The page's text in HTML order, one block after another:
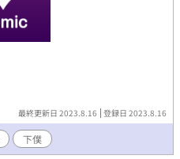
最終更新日 2023.8.16 登録日 2023.8.16
下僕